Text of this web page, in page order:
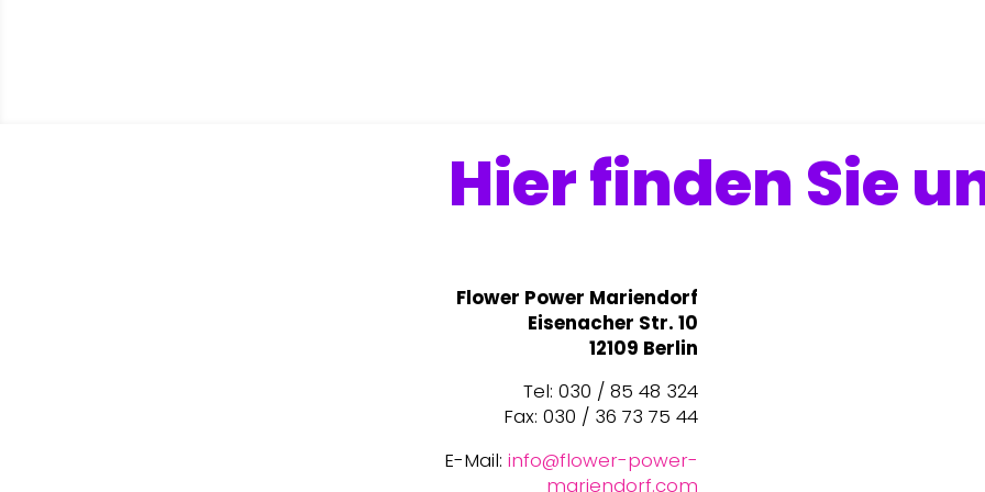
Hier finden Sie
Flower Power Mariendorf
Eisenacher Str. 10
12109 Berlin
Tel: 030 / 85 48 324
Fax: 030 / 36 73 75 44
E-Mail: info@flower-power-
mariendorf.com